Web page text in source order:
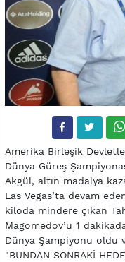
Amerika Birleşik
Dünya Güreş
Akgül, altın madalya
Las Vegas’ta devam
kiloda mindere çıkan
Magomedov’u 1
Dünya Şampiyonu oldu
"BUNDAN SONRAKİ